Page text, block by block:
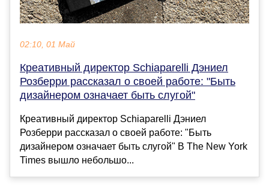
02:10, 01 Май
Креативный директор Schiaparelli Дэниел
Розберри рассказал о своей работе: "Быть
дизайнером означает быть слугой"
Креативный директор Schiaparelli Дэниел
Розберри рассказал о своей работе: "Быть
дизайнером означает быть слугой" В The New York
Times вышло небольшо...